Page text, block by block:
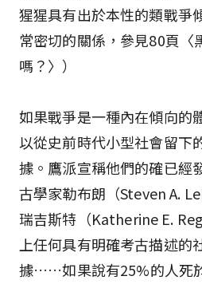
猩猩具有出於本性的類戰爭
常密切的關係，參見80頁〈
嗎？〉）
如果戰爭是一種內在傾向的
以從史前時代小型社會留下
據。鷹派宣稱他們的確已經
古學家勒布朗（Steven A.
瑞吉斯特（Katherine E.
上任何具有明確考古描述的
據……如果說有25%的人死